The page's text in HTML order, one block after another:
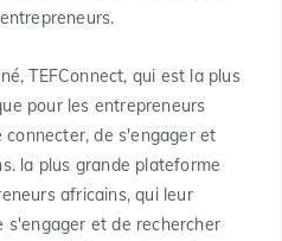
TEFConnect, qui est la plus
pour les entrepreneurs
de s'engager et
la plus grande plateforme
africains, qui leur
s'engager et de rechercher